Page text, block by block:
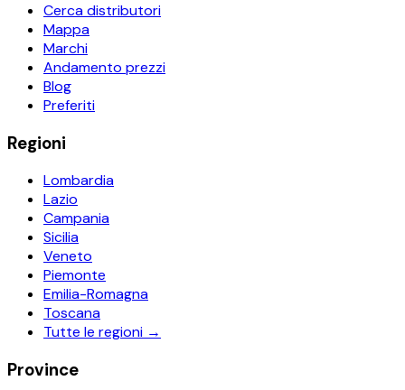
Cerca distributori
Mappa
Marchi
Andamento prezzi
Blog
Preferiti
Regioni
Lombardia
Lazio
Campania
Sicilia
Veneto
Piemonte
Emilia-Romagna
Toscana
Tutte le regioni →
Province